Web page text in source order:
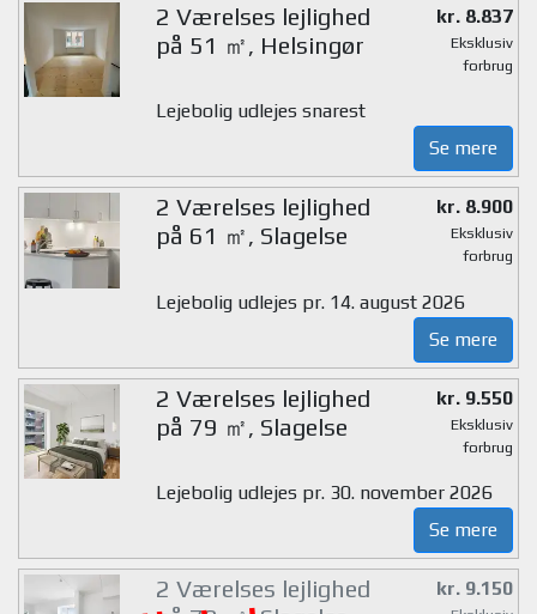
2 Værelses lejlighed
på 51 ㎡, Helsingør
kr. 8.837
Eksklusiv
forbrug
Lejebolig udlejes snarest
Se mere
2 Værelses lejlighed
på 61 ㎡, Slagelse
kr. 8.900
Eksklusiv
forbrug
Lejebolig udlejes pr. 14. august 2026
Se mere
2 Værelses lejlighed
på 79 ㎡, Slagelse
kr. 9.550
Eksklusiv
forbrug
Lejebolig udlejes pr. 30. november 2026
Se mere
2 Værelses lejlighed
kr. 9.150